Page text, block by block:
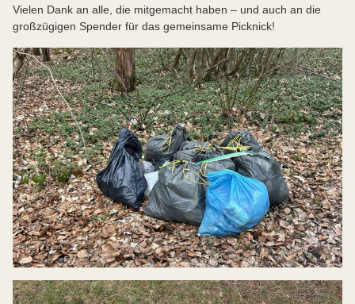
Vielen Dank an alle, die mitgemacht haben – und auch an die
großzügigen Spender für das gemeinsame Picknick!